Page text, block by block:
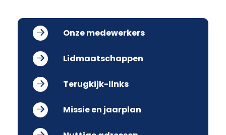
Onze medewerkers
Lidmaatschappen
Terugkijk-links
Missie en jaarplan